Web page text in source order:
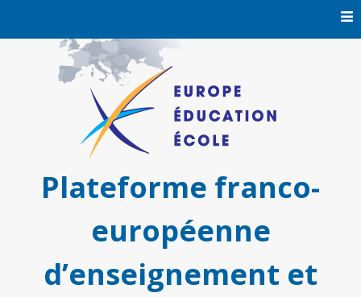
Plateforme franco-
européenne
d’enseignement et